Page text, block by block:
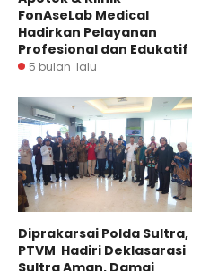
FonAseLab Medical
Hadirkan Pelayanan
Profesional dan Edukatif
5 bulan lalu
Diprakarsai Polda Sultra,
PTVM Hadiri Deklasarasi
Sultra Aman, Damai